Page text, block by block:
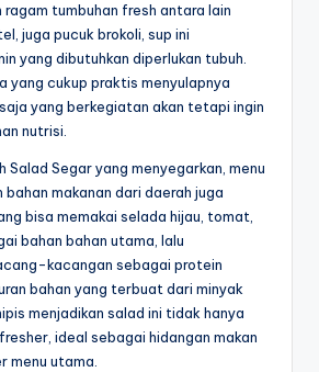
ragam tumbuhan fresh antara lain
juga pucuk brokoli, sup ini
yang dibutuhkan diperlukan tubuh.
yang cukup praktis menyulapnya
yang berkegiatan akan tetapi ingin
nutrisi.
Salad Segar yang menyegarkan, menu
bahan makanan dari daerah juga
bisa memakai selada hijau, tomat,
bahan bahan utama, lalu
kacangan sebagai protein
bahan yang terbuat dari minyak
menjadikan salad ini tidak hanya
ideal sebagai hidangan makan
menu utama.